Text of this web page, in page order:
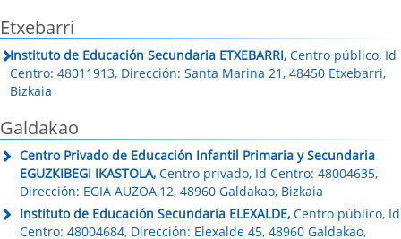
Etxebarri
Instituto de Educación Secundaria ETXEBARRI, Centro público, Id
Centro: 48011913, Dirección: Santa Marina 21, 48450 Etxebarri,
Bizkaia
Galdakao
Centro Privado de Educación Infantil Primaria y Secundaria
EGUZKIBEGI IKASTOLA, Centro privado, Id Centro: 48004635,
Dirección: EGIA AUZOA,12, 48960 Galdakao, Bizkaia
Instituto de Educación Secundaria ELEXALDE, Centro público, Id
Centro: 48004684, Dirección: Elexalde 45, 48960 Galdakao,